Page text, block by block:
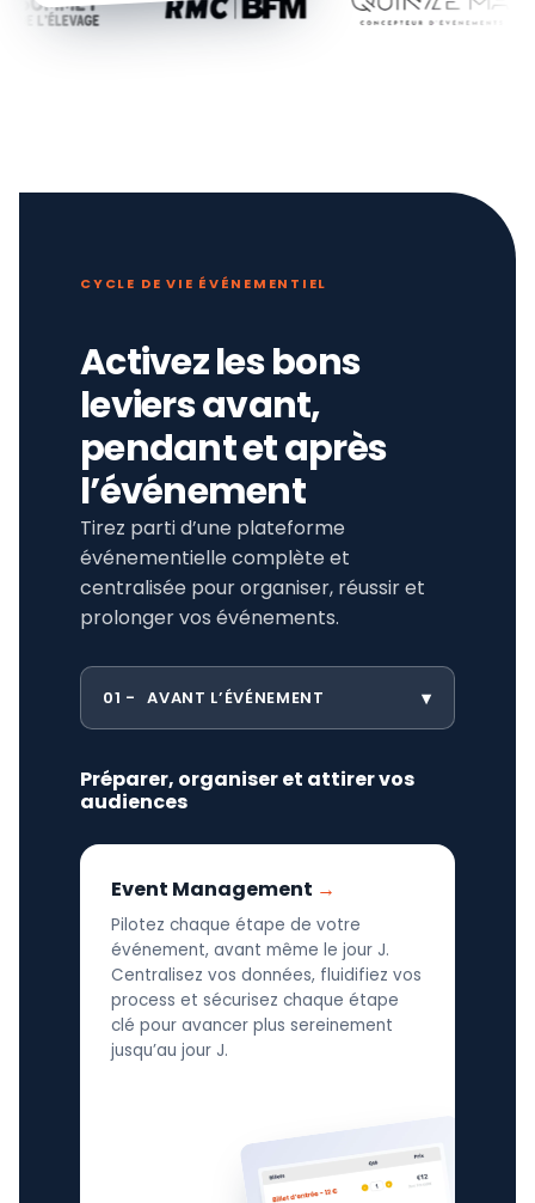
CYCLE DE VIE ÉVÉNEMENTIEL
Activez les bons
leviers avant,
pendant et après
l’événement
Tirez parti d’une plateforme
événementielle complète et
centralisée pour organiser, réussir et
prolonger vos événements.
01 AVANT L’ÉVÉNEMENT
Préparer, organiser et attirer vos
audiences
Event Management
Pilotez chaque étape de votre
événement, avant même le jour J.
Centralisez vos données, fluidifiez vos
process et sécurisez chaque étape
clé pour avancer plus sereinement
jusqu’au jour J.